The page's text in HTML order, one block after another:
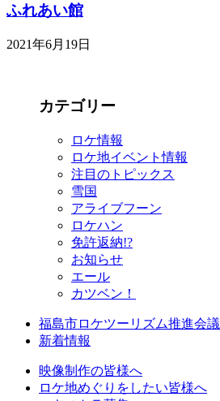
ふれあい館
2021年6月19日
カテゴリー
ロケ情報
ロケ地イベント情報
注目のトピックス
雪国
アライブフーン
ロケハン
免許返納!?
お知らせ
エール
カツベン！
福島市ロケツーリズム推進会議
新着情報
映像制作の皆様へ
ロケ地めぐりをしたい皆様へ